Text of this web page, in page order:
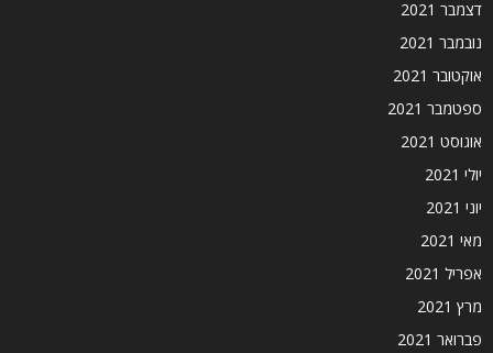
דצמבר 2021
נובמבר 2021
אוקטובר 2021
ספטמבר 2021
אוגוסט 2021
יולי 2021
יוני 2021
מאי 2021
אפריל 2021
מרץ 2021
פברואר 2021